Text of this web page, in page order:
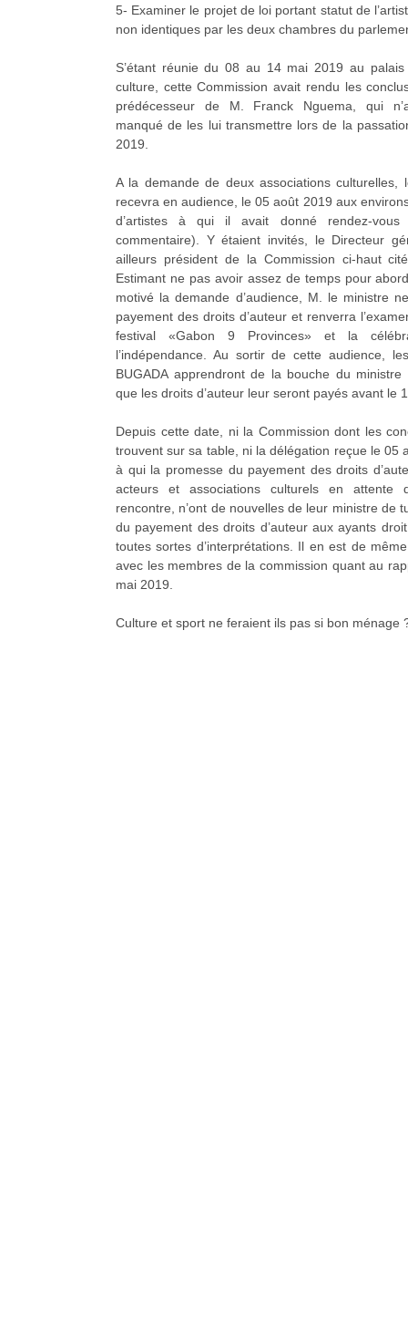
5- Examiner le projet de loi portant statut de
non identiques par les deux chambres du
S’étant réunie du 08 au 14 mai 2019 au
culture, cette Commission avait rendu les
prédécesseur de M. Franck Nguema, qui
manqué de les lui transmettre lors de la
2019.
A la demande de deux associations culturelles,
recevra en audience, le 05 août 2019 aux
d’artistes à qui il avait donné rendez-
commentaire). Y étaient invités, le Directeur
ailleurs président de la Commission ci-haut
Estimant ne pas avoir assez de temps pour
motivé la demande d’audience, M. le ministre
payement des droits d’auteur et renverra
festival «Gabon 9 Provinces» et la
l’indépendance. Au sortir de cette audience,
BUGADA apprendront de la bouche du
que les droits d’auteur leur seront payés avant le
Depuis cette date, ni la Commission dont les
trouvent sur sa table, ni la délégation reçue le 05
à qui la promesse du payement des droits
acteurs et associations culturels en attente
rencontre, n’ont de nouvelles de leur ministre de
du payement des droits d’auteur aux ayants
toutes sortes d’interprétations. Il en est de
avec les membres de la commission quant au
mai 2019.
Culture et sport ne feraient ils pas si bon ménage